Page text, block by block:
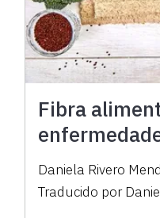
Fibra
Daniela Rivero
Traducido por